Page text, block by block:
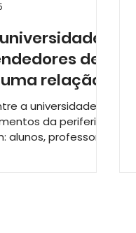
de
relação
da sala de
a universidade e
da periferia
alunos, professores